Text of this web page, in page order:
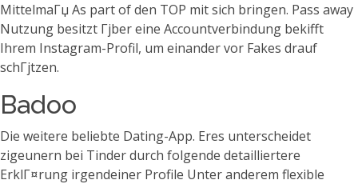
MittelmaГџ As part of den TOP mit sich bringen. Pass away
Nutzung besitzt Гјber eine Accountverbindung bekifft
Ihrem Instagram-Profil, um einander vor Fakes drauf
schГјtzen.
Badoo
Die weitere beliebte Dating-App. Eres unterscheidet
zigeunern bei Tinder durch folgende detailliertere
ErklГ¤rung irgendeiner Profile Unter anderem flexible